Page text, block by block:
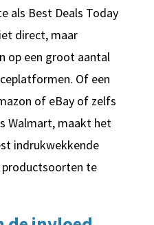
als Best Deals Today
direct, maar
op een groot aantal
Of een
of eBay of zelfs
Walmart, maakt het
indrukwekkende
productsoorten te